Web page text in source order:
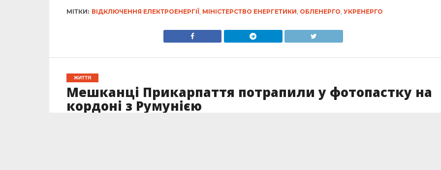
МІТКИ: ВІДКЛЮЧЕННЯ ЕЛЕКТРОЕНЕРГІЇ, МІНІСТЕРСТВО ЕНЕРГЕТИКИ, ОБЛЕНЕРГО, УКРЕНЕРГО
ЖИТТЯ
Мешканці Прикарпаття потрапили у фотопастку на
кордоні з Румунією